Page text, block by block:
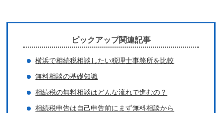
ピックアップ関連記事
横浜で相続税相談したい税理士事務所を比較
無料相談の基礎知識
相続税の無料相談はどんな流れで進むの？
相続税申告は自己申告前にまず無料相談から